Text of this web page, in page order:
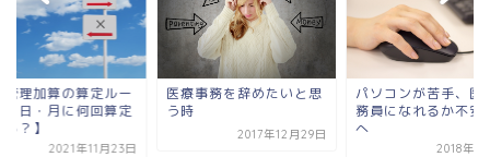
事務を辞めたいと思
パソコンが苦手、医療事
務員になれるか不安な人
外来管理加算の算定
ル【１日・月に何回
できる？】
2021年11